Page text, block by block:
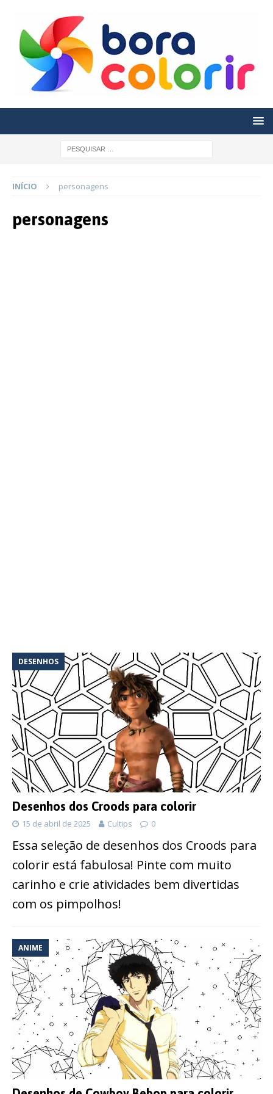
INÍCIO personagens
personagens
DESENHOS
Desenhos dos Croods para colorir
15 de abril de 2025 Cultips 0
Essa seleção de desenhos dos Croods para
colorir está fabulosa! Pinte com muito
carinho e crie atividades bem divertidas
com os pimpolhos!
ANIME